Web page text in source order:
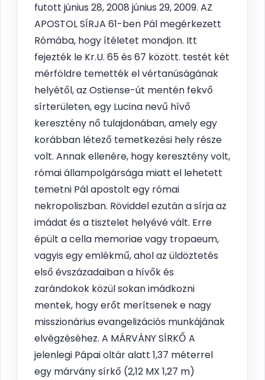
futott június 28, 2008 június 29, 2009. AZ
APOSTOL SÍRJA 61-ben Pál megérkezett
Rómába, hogy ítéletet mondjon. Itt
fejezték le Kr.U. 65 és 67 között. testét két
mérföldre temették el vértanúságának
helyétől, az Ostiense-út mentén fekvő
sírterületen, egy Lucina nevű hívő
keresztény nő tulajdonában, amely egy
korábban létező temetkezési hely része
volt. Annak ellenére, hogy keresztény volt,
római állampolgársága miatt el lehetett
temetni Pál apostolt egy római
nekropoliszban. Röviddel ezután a sírja az
imádat és a tisztelet helyévé vált. Erre
épült a cella memoriae vagy tropaeum,
vagyis egy emlékmű, ahol az üldöztetés
első évszázadaiban a hívők és
zarándokok közül sokan imádkozni
mentek, hogy erőt merítsenek e nagy
misszionárius evangelizációs munkájának
elvégzéséhez. A MÁRVÁNY SÍRKŐ A
jelenlegi Pápai oltár alatt 1,37 méterrel
egy márvány sírkő (2,12 MX 1,27 m)